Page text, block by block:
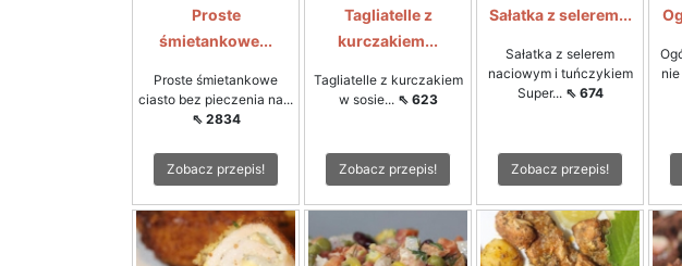
Proste
śmietankowe...
Proste śmietankowe
ciasto bez pieczenia na...
⇖ 2834
Zobacz przepis!
Tagliatelle z
kurczakiem...
Tagliatelle z kurczakiem
w sosie... ⇖ 623
Zobacz przepis!
Sałatka z selerem...
Sałatka z selerem
naciowym i tuńczykiem
Super... ⇖ 674
Zobacz przepis!